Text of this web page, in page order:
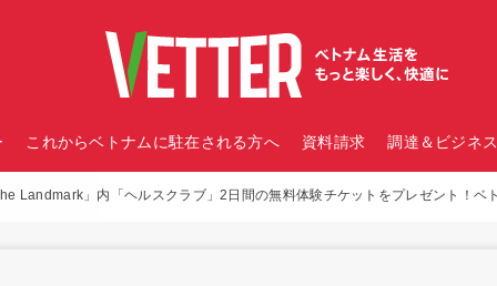
これからベトナムに駐在される方へ 資料請求 調達＆ビジネ
Landmark」内「ヘルスクラブ」2日間の無料体験チケットをプレゼント！